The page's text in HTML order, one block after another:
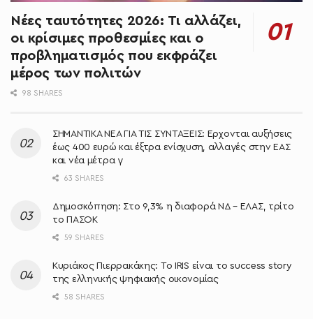
Νέες ταυτότητες 2026: Τι αλλάζει,
οι κρίσιμες προθεσμίες και ο
προβληματισμός που εκφράζει
μέρος των πολιτών
98 SHARES
ΣΗΜΑΝΤΙΚΑ ΝΕΑ ΓΙΑ ΤΙΣ ΣΥΝΤΑΞΕΙΣ: Έρχονται αυξήσεις
έως 400 ευρώ και έξτρα ενίσχυση, αλλαγές στην ΕΑΣ
και νέα μέτρα γ
63 SHARES
Δημοσκόπηση: Στο 9,3% η διαφορά ΝΔ – ΕΛΑΣ, τρίτο
το ΠΑΣΟΚ
59 SHARES
Κυριάκος Πιερρακάκης: Το IRIS είναι το success story
της ελληνικής ψηφιακής οικονομίας
58 SHARES